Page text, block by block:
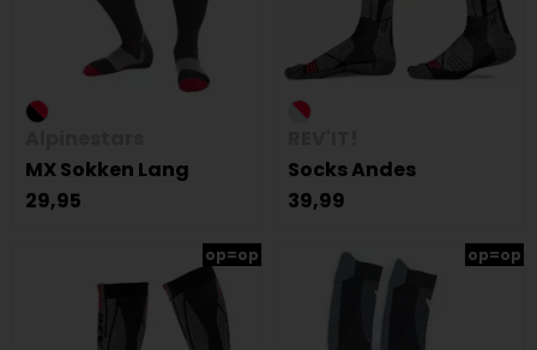
MX Sokken Lang
29,95
Socks Andes
39,99
op=op op=op